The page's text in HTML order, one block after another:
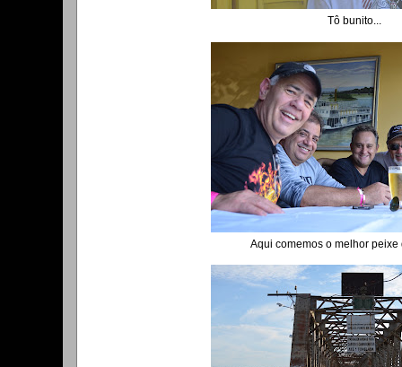
Tô bunito...
Aqui comemos o melhor peixe